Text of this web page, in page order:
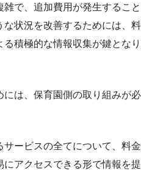
で、追加費用が発生すること
な状況を改善するためには、料
積極的な情報収集が鍵となり
は、保育園側の取り組みが必
ービスの全てについて、料金
アクセスできる形で情報を提